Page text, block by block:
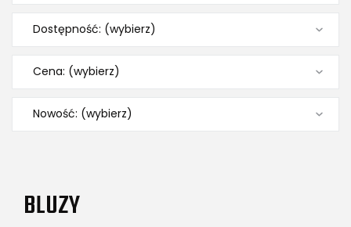
Dostępność: (wybierz)
Cena: (wybierz)
Nowość: (wybierz)
BLUZY